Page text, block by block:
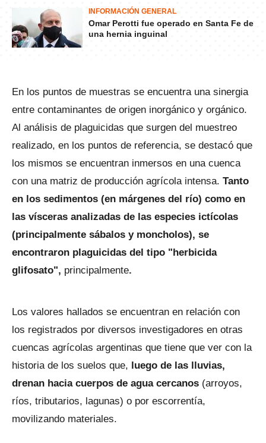
INFORMACIÓN GENERAL
Omar Perotti fue operado en Santa Fe de
una hernia inguinal
En los puntos de muestras se encuentra una sinergia
entre contaminantes de origen inorgánico y orgánico.
Al análisis de plaguicidas que surgen del muestreo
realizado, en los puntos de referencia, se destacó que
los mismos se encuentran inmersos en una cuenca
con una matriz de producción agrícola intensa. Tanto
en los sedimentos (en márgenes del río) como en
las vísceras analizadas de las especies ictícolas
(principalmente sábalos y moncholos), se
encontraron plaguicidas del tipo "herbicida
glifosato", principalmente.
Los valores hallados se encuentran en relación con
los registrados por diversos investigadores en otras
cuencas agrícolas argentinas que tiene que ver con la
historia de los suelos que, luego de las lluvias,
drenan hacia cuerpos de agua cercanos (arroyos,
ríos, tributarios, lagunas) o por escorrentía,
movilizando materiales.